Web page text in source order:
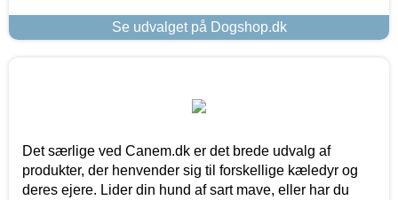
Se udvalget på Dogshop.dk
Det særlige ved Canem.dk er det brede udvalg af
produkter, der henvender sig til forskellige kæledyr og
deres ejere. Lider din hund af sart mave, eller har du